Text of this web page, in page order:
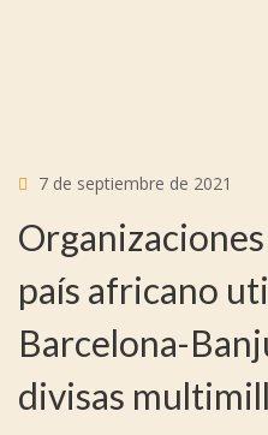
7 de septiembre de 2021
país africano
Barcelona-
divisas